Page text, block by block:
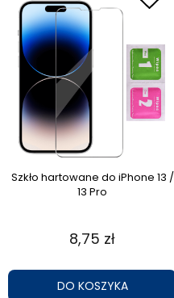
Szkło hartowane do iPhone 13 /
13 Pro
8,75 zł
DO KOSZYKA